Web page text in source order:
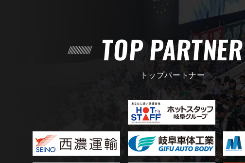
TOP PARTNER
トップパートナー